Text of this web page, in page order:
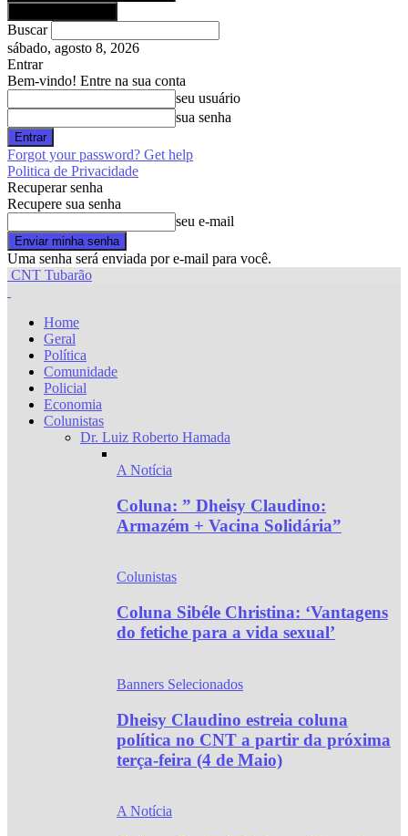
Buscar
sábado, agosto 8, 2026
Entrar
Bem-vindo! Entre na sua conta
seu usuário
sua senha
Forgot your password? Get help
Politica de Privacidade
Recuperar senha
Recupere sua senha
seu e-mail
Uma senha será enviada por e-mail para você.
CNT Tubarão
Home
Geral
Política
Comunidade
Policial
Economia
Colunistas
Dr. Luiz Roberto Hamada
A Notícia
Coluna: ” Dheisy Claudino:
Armazém + Vacina Solidária”
Colunistas
Coluna Sibéle Christina: ‘Vantagens
do fetiche para a vida sexual’
Banners Selecionados
Dheisy Claudino estreia coluna
política no CNT a partir da próxima
terça-feira (4 de Maio)
A Notícia